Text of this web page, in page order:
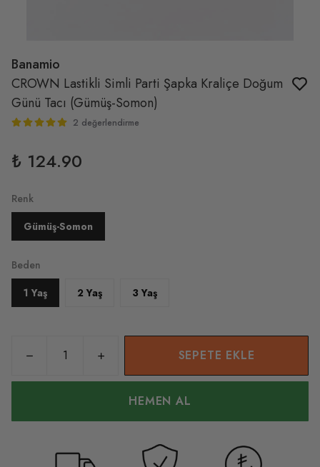
Banamio
CROWN Lastikli Simli Parti Şapka Kraliçe Doğum
Günü Tacı (Gümüş-Somon)
2 değerlendirme
₺ 124.90
Renk
Gümüş-Somon
Beden
1 Yaş
2 Yaş 3 Yaş
SEPETE EKLE
HEMEN AL